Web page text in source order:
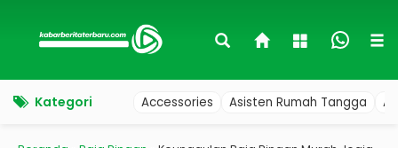
Kategori Accessories Asisten Rumah Tangga